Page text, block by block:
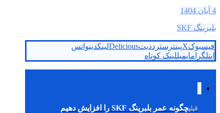
4 آبان 1404
بلبرینگ SKF
فیسبوکXپینترسترددیتDeliciousلینکدینواتس
اپتلگرامایمیللینک کوتاه
قبلیچگونه عمر بلبرینگ SKF را افزایش دهیم